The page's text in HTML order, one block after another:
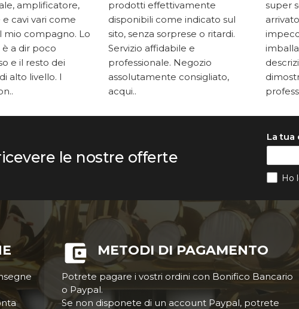
amplificatore,
e cavi vari come
mio compagno. Lo
a dir poco
e il resto dei
alto livello. I
prodotti effettivamente
disponibili come indicato sul
sito, senza sorprese o ritardi.
Servizio affidabile e
professionale. Negozio
assolutamente consigliato,
acqui..
super
le nostre offerte
La tua
Ho
METODI DI PAGAMENTO
Potrete pagare i vostri ordini con Bonifico Bancario
o Paypal.
Se non disponete di un account Paypal, potrete